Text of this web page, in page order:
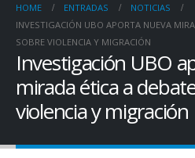
HOME ENTRADAS
NOTICIAS
INVESTIGACIÓN UBO APORTA NUEVA
SOBRE VIOLENCIA Y MIGRACIÓN
Investigación UBO
mirada ética a
violencia y migración